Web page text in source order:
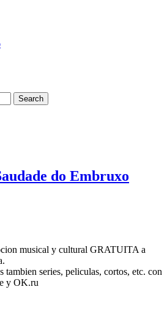
do Embruxo
musical y cultural GRATUITA a
series, peliculas, cortos, etc. con
y OK.ru